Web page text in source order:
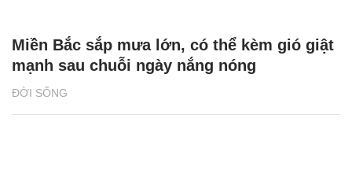
ĐỜI SỐNG
Miền Bắc sắp mưa lớn, có thể kèm gió giật
mạnh sau chuỗi ngày nắng nóng